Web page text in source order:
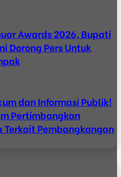
Awards 2026, Bupati
Dorong Pers Untuk
dan Informasi Publik!
Pertimbangkan
Terkait Pembangkangan